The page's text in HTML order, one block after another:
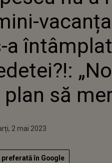
FAMILIA
ÎN PLAN SĂ
a
să
2 mai 2022
2 mai 2023
în Google